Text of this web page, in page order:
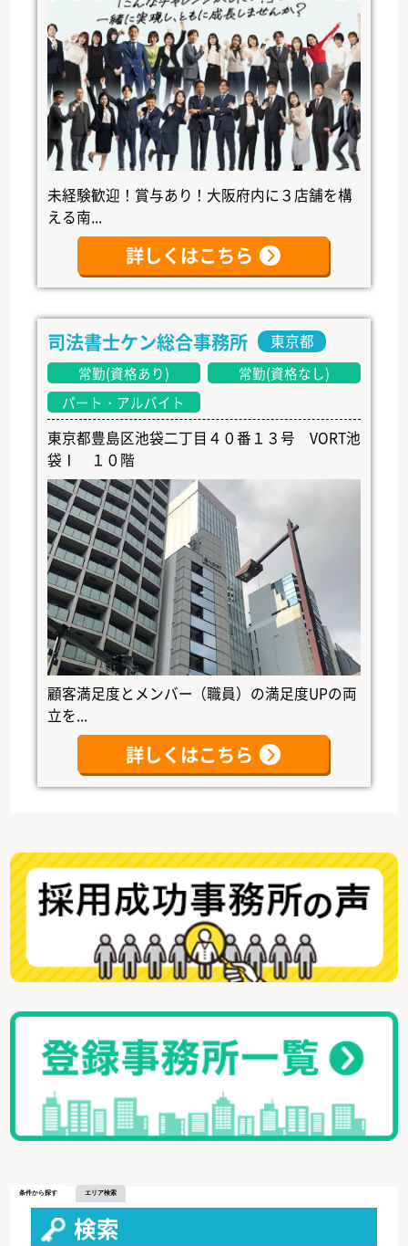
未経験歓迎！賞与あり！大阪府内に３店舗を構
える南...
詳しくはこちら
司法書士ケン総合事務所 東京都
常勤(資格あり)
常勤(資格なし)
パート・アルバイト
東京都豊島区池袋二丁目４０番１３号 VORT池
袋Ⅰ １０階
顧客満足度とメンバー（職員）の満足度UPの両
立を...
詳しくはこちら
条件から探す エリア検索
検索